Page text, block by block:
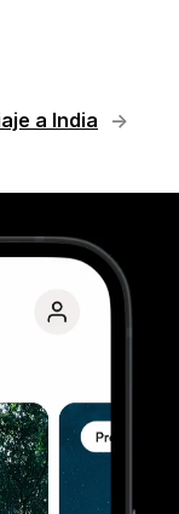
a India